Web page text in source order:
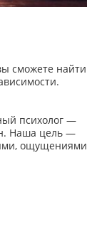
сможете найти
психолог —
Наша цель —
ощущениями